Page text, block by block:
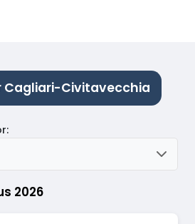
Cagliari-Civitavecchia
2026
: